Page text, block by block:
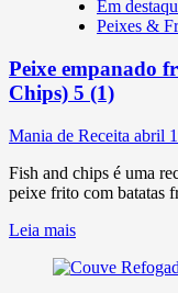
Em
Peixes &
Peixe empanado
Chips) 5 (1)
Mania de Receita abril
Fish and chips é uma
peixe frito com batatas
Leia mais